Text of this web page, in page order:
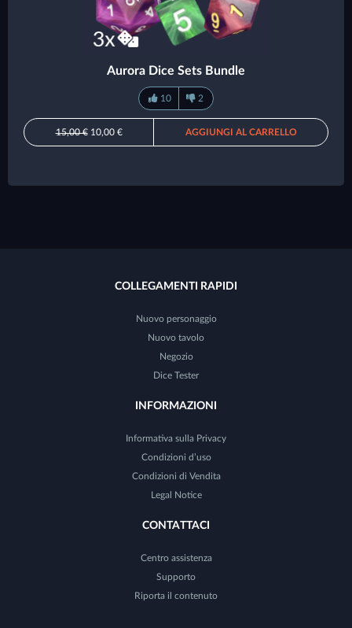
Aurora Dice Sets Bundle
10 2
15,00 €10,00 € AGGIUNGI AL CARRELLO
COLLEGAMENTI RAPIDI
Nuovo personaggio
Nuovo tavolo
Negozio
Dice Tester
INFORMAZIONI
Informativa sulla Privacy
Condizioni d’uso
Condizioni di Vendita
Legal Notice
CONTATTACI
Centro assistenza
Supporto
Riporta il contenuto